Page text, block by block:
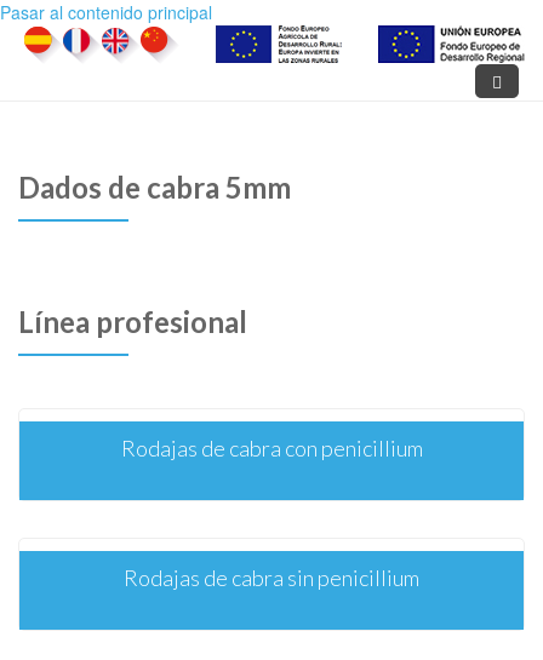
Pasar al contenido principal
Dados de cabra 5mm
Línea profesional
Rodajas de cabra con penicillium
Rodajas de cabra sin penicillium